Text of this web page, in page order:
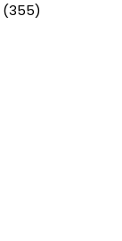
(355)